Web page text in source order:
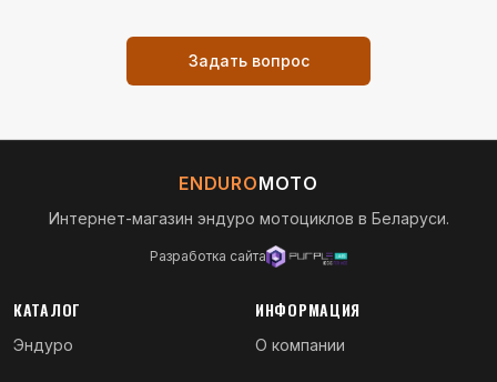
Задать вопрос
ENDUROMOTO
Интернет-магазин эндуро мотоциклов в Беларуси.
Разработка сайта
КАТАЛОГ
Эндуро
ИНФОРМАЦИЯ
О компании